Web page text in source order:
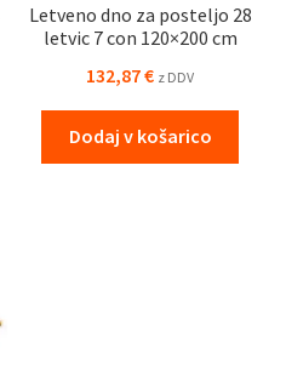
Letveno dno za posteljo 28
letvic 7 con 120×200 cm
132,87€ z DDV
Dodaj v košarico